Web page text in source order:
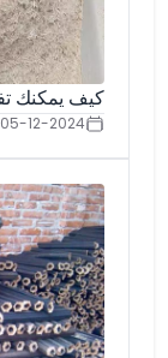
كيف يمكنك
05-12-2024